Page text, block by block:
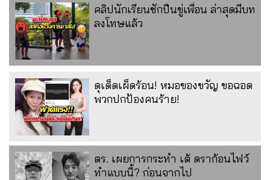
คลิปนักเรียนชักปืนขู่เพื่อน ล่าสุดมีบท
ลงโทษแล้ว
ดุเด็ดเผ็ดร้อน! หมอของขวัญ ขอฉอด
พวกปกป้องคนร้าย!
ตร. เผยการกระทำ เต้ ดราก้อนไฟว์
ทำแบบนี้? ก่อนจากไป